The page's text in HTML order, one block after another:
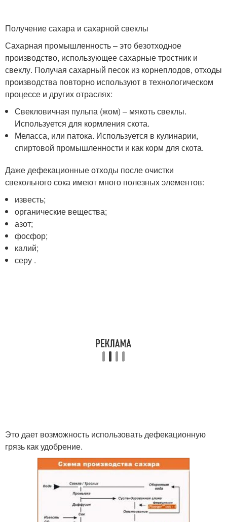
Получение сахара и сахарной свеклы
Сахарная промышленность – это безотходное
производство, использующее сахарные тростник и
свеклу. Получая сахарный песок из корнеплодов, отходы
производства повторно используют в технологическом
процессе и других отраслях:
Свекловичная пульпа (жом) – мякоть свеклы.
Используется для кормления скота.
Меласса, или патока. Используется в кулинарии,
спиртовой промышленности и как корм для скота.
Даже дефекационные отходы после очистки
свекольного сока имеют много полезных элементов:
известь;
органические вещества;
азот;
фосфор;
калий;
серу .
Это дает возможность использовать дефекационную
грязь как удобрение.